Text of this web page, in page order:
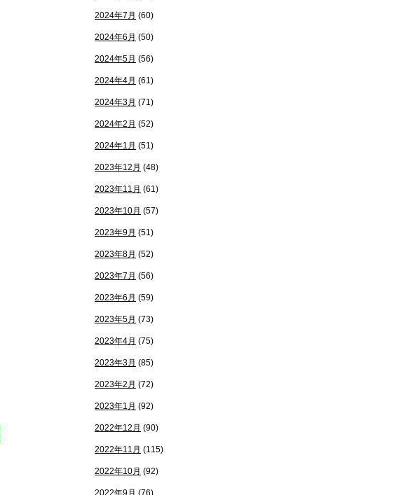
2024年7月 (60)
2024年6月 (50)
2024年5月 (56)
2024年4月 (61)
2024年3月 (71)
2024年2月 (52)
2024年1月 (51)
2023年12月 (48)
2023年11月 (61)
2023年10月 (57)
2023年9月 (51)
2023年8月 (52)
2023年7月 (56)
2023年6月 (59)
2023年5月 (73)
2023年4月 (75)
2023年3月 (85)
2023年2月 (72)
2023年1月 (92)
2022年12月 (90)
2022年11月 (115)
2022年10月 (92)
2022年9月 (76)